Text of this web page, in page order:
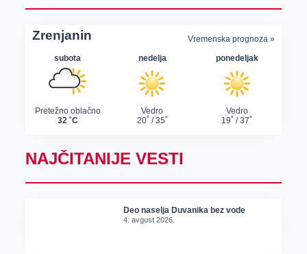
NAJČITANIJE VESTI
Deo naselja Duvanika bez vode
4. avgust 2026.